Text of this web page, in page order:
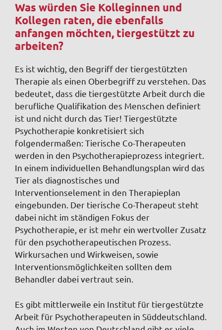
Was würden Sie Kolleginnen und
Kollegen raten, die ebenfalls
anfangen möchten, tiergestützt zu
arbeiten?
Es ist wichtig, den Begriff der tiergestützten
Therapie als einen Oberbegriff zu verstehen. Das
bedeutet, dass die tiergestützte Arbeit durch die
berufliche Qualifikation des Menschen definiert
ist und nicht durch das Tier! Tiergestützte
Psychotherapie konkretisiert sich
folgendermaßen: Tierische Co-Therapeuten
werden in den Psychotherapieprozess integriert.
In einem individuellen Behandlungsplan wird das
Tier als diagnostisches und
Interventionselement in den Therapieplan
eingebunden. Der tierische Co-Therapeut steht
dabei nicht im ständigen Fokus der
Psychotherapie, er ist mehr ein wertvoller Zusatz
für den psychotherapeutischen Prozess.
Wirkursachen und Wirkweisen, sowie
Interventionsmöglichkeiten sollten dem
Behandler dabei vertraut sein.
Es gibt mittlerweile ein Institut für tiergestützte
Arbeit für Psychotherapeuten in Süddeutschland.